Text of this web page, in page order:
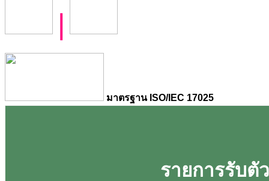
มาตรฐาน ISO/IEC 17025
รายการรับตั